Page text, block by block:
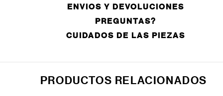
ENVIOS Y DEVOLUCIONES
PREGUNTAS?
CUIDADOS DE LAS PIEZAS
PRODUCTOS RELACIONADOS